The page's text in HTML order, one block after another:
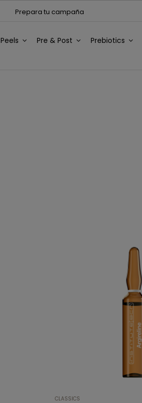
Prepara tu campaña
Peels Pre & Post Prebiotics
CLASSICS